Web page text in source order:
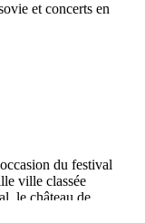
et concerts en
du festival
ville classée
le château de
du festival Chopin.